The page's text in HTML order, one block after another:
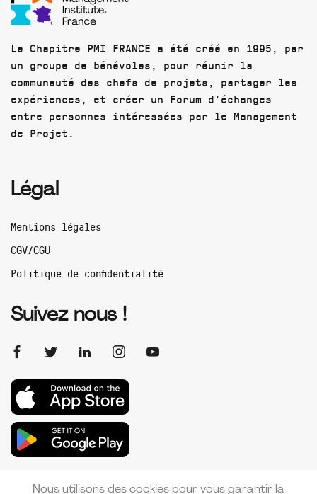
Le Chapitre PMI FRANCE a été créé en 1995, par
un groupe de bénévoles, pour réunir la
communauté des chefs de projets, partager les
expériences, et créer un Forum d'échanges
entre personnes intéressées par le Management
de Projet.
Légal
Mentions légales
CGV/CGU
Politique de confidentialité
Suivez nous !
Nous utilisons des cookies pour vous garantir la